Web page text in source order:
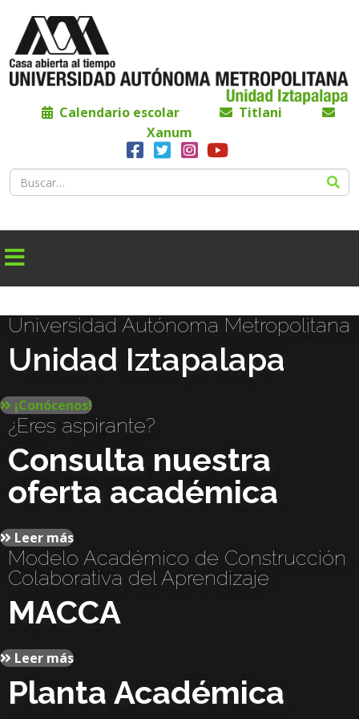
Calendario escolar
Titlani
Xanum
Universidad Autónoma Metropolitana
Unidad Iztapalapa
¡Conócenos!
¿Eres aspirante?
Consulta nuestra
oferta académica
Leer más
Modelo Académico de Construcción
Colaborativa del Aprendizaje
MACCA
Leer más
Planta Académica